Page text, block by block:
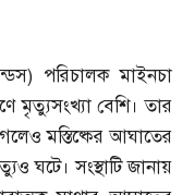
) পরিচালক মাইনচা
মৃত্যুসংখ্যা বেশি। তার
মস্তিষ্কের আঘাতের
ঘটে। সংস্থাটি জানায়